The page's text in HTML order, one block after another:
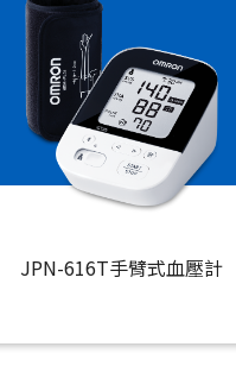
JPN-616T手臂式血壓計